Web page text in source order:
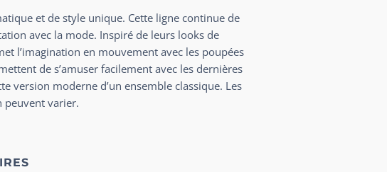
et de style unique. Cette ligne continue de
avec la mode. Inspiré de leurs looks de
l’imagination en mouvement avec les poupées
de s’amuser facilement avec les dernières
version moderne d’un ensemble classique. Les
peuvent varier.